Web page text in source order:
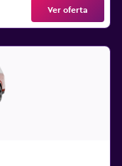
Ver oferta